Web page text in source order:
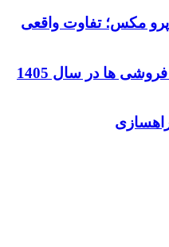
آیفون 17 پرو و پرو مکس؛ تفاوت واقعی
بهترین بسته بندی برای آبمیوه فروشی ها در سال 1405